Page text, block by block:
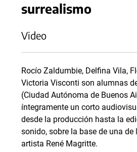
surrealismo
Video
Rocío Zaldumbie, Delfina Vila,
Victoria Visconti son alumnas
(Ciudad Autónoma de Buenos
íntegramente un corto
desde la producción hasta la
sonido, sobre la base de una de
artista René Magritte.